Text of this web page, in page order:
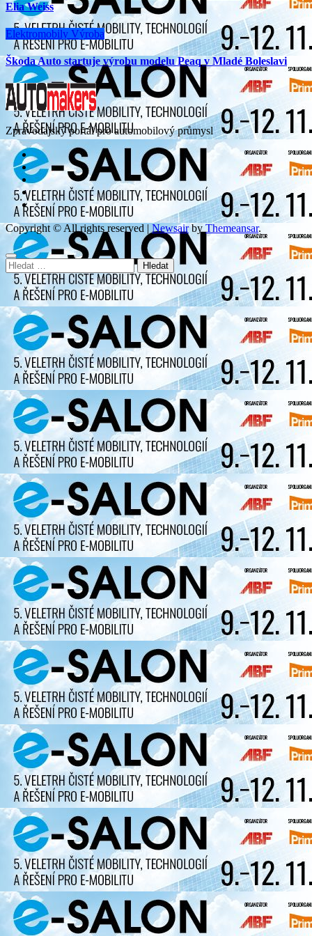
Elia Weiss
Elektromobily Výroba
Škoda Auto startuje výrobu modelu Peaq v Mladé Boleslavi
Zpravodajský portál pro automobilový průmysl
Copyright © All rights reserved | Newsairby Themeansar.
Vyhledávání